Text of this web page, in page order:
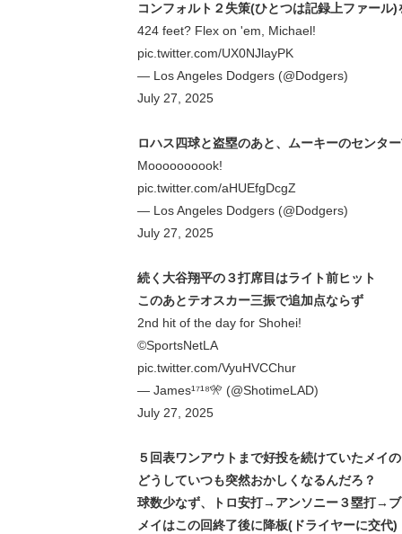
コンフォルト２失策(ひとつは記録上ファール
424 feet? Flex on 'em, Michael!
pic.twitter.com/UX0NJlayPK
— Los Angeles Dodgers (@Dodgers)
July 27, 2025
ロハス四球と盗塁のあと、ムーキーのセンタ
Moooooooook!
pic.twitter.com/aHUEfgDcgZ
— Los Angeles Dodgers (@Dodgers)
July 27, 2025
続く大谷翔平の３打席目はライト前ヒット
このあとテオスカー三振で追加点ならず
2nd hit of the day for Shohei!
©️SportsNetLA
pic.twitter.com/VyuHVCChur
— James¹⁷¹⁸🎌 (@ShotimeLAD)
July 27, 2025
５回表ワンアウトまで好投を続けていたメイ
どうしていつも突然おかしくなるんだろ？
球数少なず、トロ安打→アンソニー３塁打→
メイはこの回終了後に降板(ドライヤーに交代)